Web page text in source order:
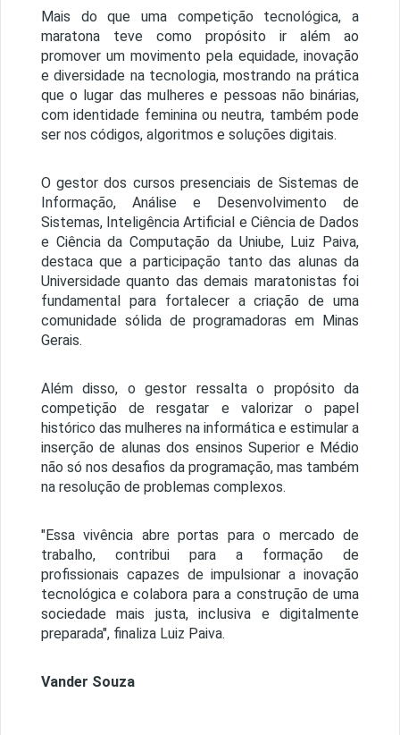
Mais do que uma competição tecnológica, a
maratona teve como propósito ir além ao
promover um movimento pela equidade, inovação
e diversidade na tecnologia, mostrando na prática
que o lugar das mulheres e pessoas não binárias,
com identidade feminina ou neutra, também pode
ser nos códigos, algoritmos e soluções digitais.
O gestor dos cursos presenciais de Sistemas de
Informação, Análise e Desenvolvimento de
Sistemas, Inteligência Artificial e Ciência de Dados
e Ciência da Computação da Uniube, Luiz Paiva,
destaca que a participação tanto das alunas da
Universidade quanto das demais maratonistas foi
fundamental para fortalecer a criação de uma
comunidade sólida de programadoras em Minas
Gerais.
Além disso, o gestor ressalta o propósito da
competição de resgatar e valorizar o papel
histórico das mulheres na informática e estimular a
inserção de alunas dos ensinos Superior e Médio
não só nos desafios da programação, mas também
na resolução de problemas complexos.
"Essa vivência abre portas para o mercado de
trabalho, contribui para a formação de
profissionais capazes de impulsionar a inovação
tecnológica e colabora para a construção de uma
sociedade mais justa, inclusiva e digitalmente
preparada", finaliza Luiz Paiva.
Vander Souza